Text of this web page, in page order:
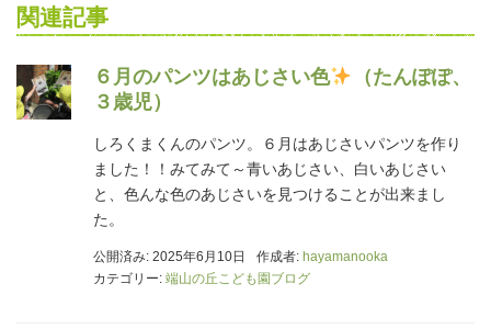
関連記事
６月のパンツはあじさい色
（たんぽぽ、
３歳児）
しろくまくんのパンツ。６月はあじさいパンツを作り
ました！！みてみて～青いあじさい、白いあじさい
と、色んな色のあじさいを見つけることが出来まし
た。
公開済み: 2025年6月10日 作成者: hayamanooka
カテゴリー: 端山の丘こども園ブログ